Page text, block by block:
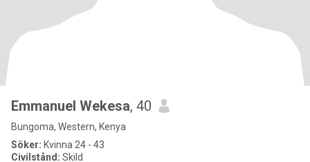
Emmanuel Wekesa, 40
Bungoma, Western, Kenya
Söker: Kvinna 24 - 43
Civilstånd: Skild